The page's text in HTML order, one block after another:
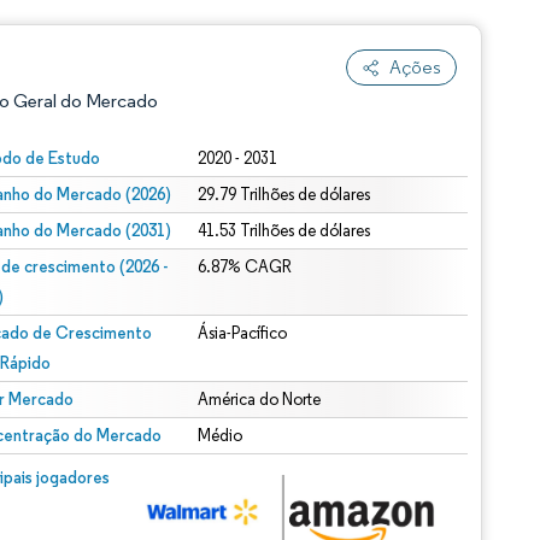
Ações
Geral do Mercado
de Estudo 2020 - 2031
do Mercado (2026) 29.79 Trilhões de dólares
do Mercado (2031) 41.53 Trilhões de dólares
de crescimento (2026 -
6.87% CAGR
de Crescimento
Ásia-Pacífico
Mercado América do Norte
do Mercado Médio
jogadores
© Mordor Intelligence. O reuso requer atribuição conforme CC BY 4.0.
conforme CC BY 4.0.